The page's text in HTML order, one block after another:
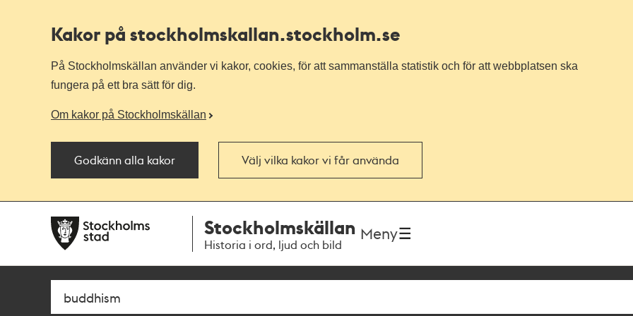
Kakor på stockholmskallan.stockholm.se
På Stockholmskällan använder vi kakor, cookies, för att sammanställa statistik och för att webbplatsen ska
fungera på ett bra sätt för dig.
Om kakor på Stockholmskällan
Godkänn alla kakor Välj vilka kakor vi får använda
navigationen
huvudinnehållet
Stockholmskällan
Historia i ord, ljud och bild
Meny
Sök